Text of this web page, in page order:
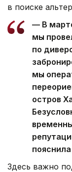
в поиске
— В
мы
по
мы
остров
Здесь важно